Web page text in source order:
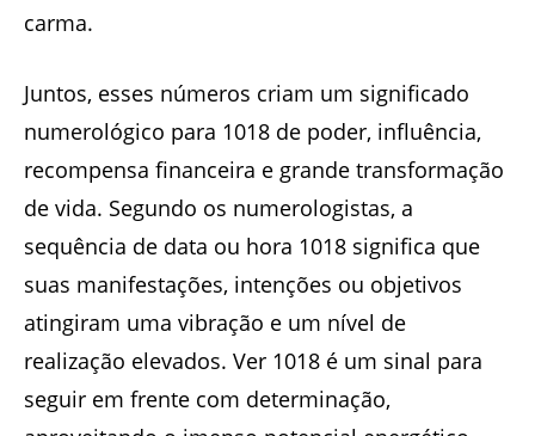
carma.
Juntos, esses números criam um significado
numerológico para 1018 de poder, influência,
recompensa financeira e grande transformação
de vida. Segundo os numerologistas, a
sequência de data ou hora 1018 significa que
suas manifestações, intenções ou objetivos
atingiram uma vibração e um nível de
realização elevados. Ver 1018 é um sinal para
seguir em frente com determinação,